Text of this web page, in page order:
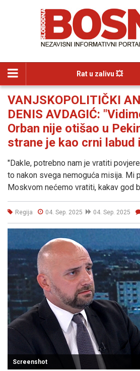
Rat u zalivu 💥
VANJSKOPOLITIČKI
DENIS AVDAGIĆ:
Orban nije otišao u
strane je kao crni labud
"Dakle, potrebno nam je vratiti
to nakon svega nemoguća misija. Mi
Moskvom nećemo vratiti, kakav god
Regija 04. Sep. 2025 04. Sep. 2025
Screenshot